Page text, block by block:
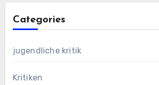
Categories
jugendliche kritik
Kritiken